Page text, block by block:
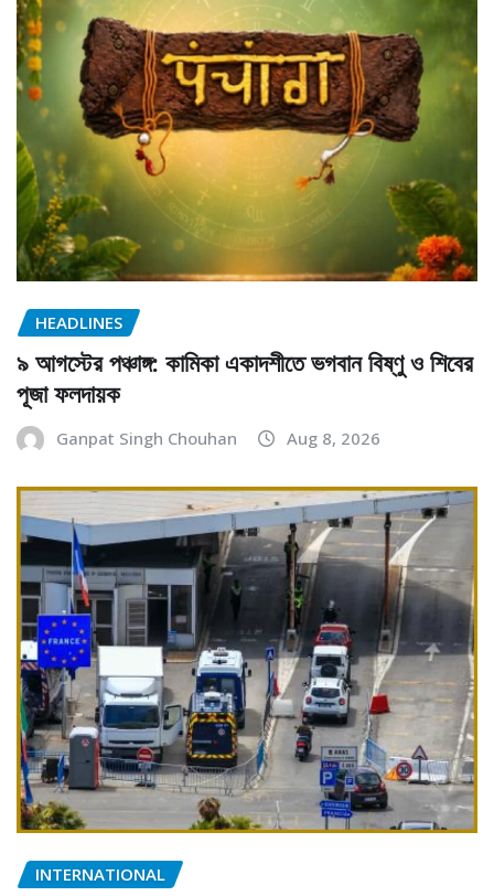
HEADLINES
৯ আগস্টের পঞ্চাঙ্গ: কামিকা একাদশীতে ভগবান বিষ্ণু ও শিবের
পূজা ফলদায়ক
Ganpat Singh Chouhan Aug 8, 2026
INTERNATIONAL